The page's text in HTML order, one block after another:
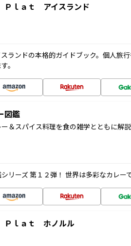
ｌａｔ アイスランド
ランドの本格的ガイドブック。個人旅
。
図鑑
＆スパイス料理を食の雑学とともに解説
リーズ 第１２弾！ 世界は多彩なカレー
ｌａｔ ホノルル